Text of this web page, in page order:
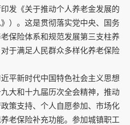
发《关于推动个人养老金发展的
）。这是贯彻落实党中央、国务
保险体系和规范发展第三支柱养
于满足人民群众多样化养老保险
近平新时代中国特色社会主义思想
大和十九届历次全会精神，推动
策支持、个人自愿参加、市场化
老保险补充功能。参加城镇职工